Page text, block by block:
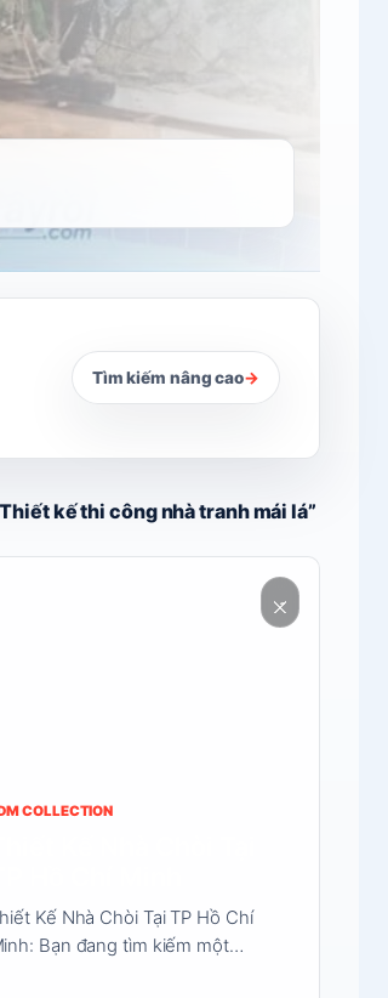
Tìm kiếm nâng cao→
kế thi công nhà tranh mái lá”
COLLECTION
Kế Nhà Chòi Tại TP Hồ Chí
Bạn đang tìm kiếm một…